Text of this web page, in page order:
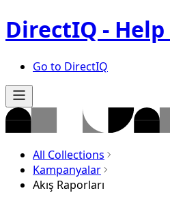
DirectIQ -
Go to DirectIQ
All Collections
Kampanyalar
Akış Raporları